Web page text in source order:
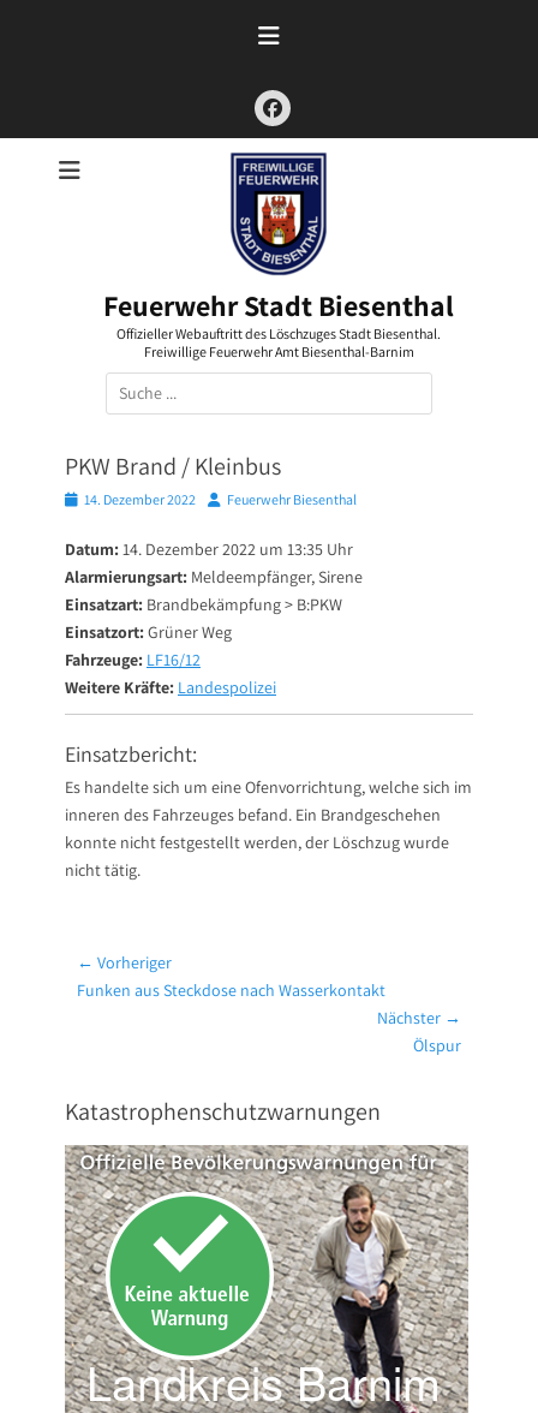
Facebook
Feuerwehr Stadt Biesenthal
Offizieller Webauftritt des Löschzuges Stadt Biesenthal.
Freiwillige Feuerwehr Amt Biesenthal-Barnim
Suchen
nach:
PKW Brand / Kleinbus
Posted14. Dezember 2022 AutorFeuerwehr Biesenthal
Datum: 14. Dezember 2022 um 13:35 Uhr
Alarmierungsart: Meldeempfänger, Sirene
Einsatzart: Brandbekämpfung > B:PKW
Einsatzort: Grüner Weg
Fahrzeuge: LF16/12
Weitere Kräfte: Landespolizei
Einsatzbericht:
Es handelte sich um eine Ofenvorrichtung, welche sich im
inneren des Fahrzeuges befand. Ein Brandgeschehen
konnte nicht festgestellt werden, der Löschzug wurde
nicht tätig.
Beitragsnavigation
← Vorheriger
Vorheriger
Funken aus Steckdose nach Wasserkontakt
Nächster →
Ölspur
Katastrophenschutzwarnungen